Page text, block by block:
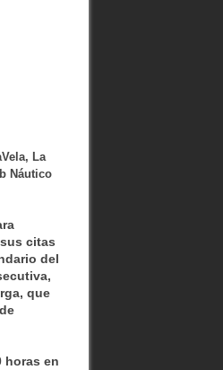
La
Náutico
citas
del
que
horas en